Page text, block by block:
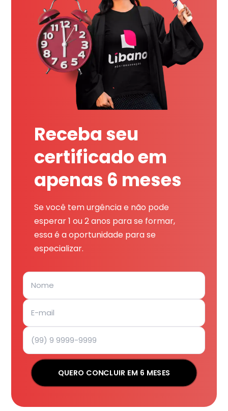
Receba seu
certificado em
apenas 6 meses
Se você tem urgência e não pode
esperar 1 ou 2 anos para se formar,
essa é a oportunidade para se
especializar.
QUERO CONCLUIR EM 6 MESES